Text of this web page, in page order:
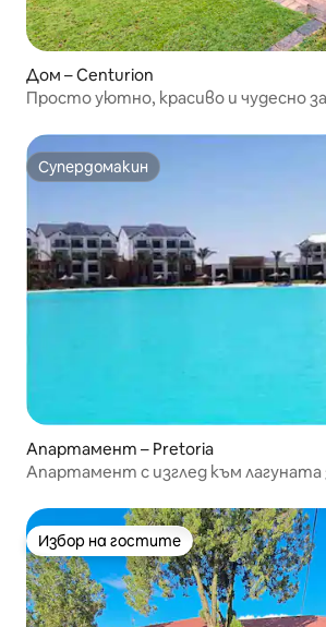
Дом – Centurion
Просто уютно, красиво и чудесно
Супердомакин
Супердомакин
Апартамент – Pretoria
Апартамент с изглед към
Избор на гостите
Избор на гостите